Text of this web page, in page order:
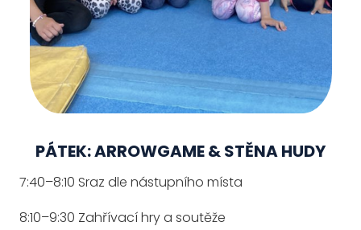
PÁTEK: ARROWGAME & STĚNA HUDY
7:40–8:10 Sraz dle nástupního místa
8:10–9:30 Zahřívací hry a soutěže